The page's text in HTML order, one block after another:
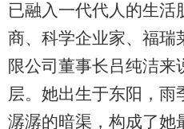
已融入一代代人的生活
商、科学企业家、福瑞
限公司董事长吕纯洁来
层。她出生于东阳，雨
潺潺的暗渠，构成了她